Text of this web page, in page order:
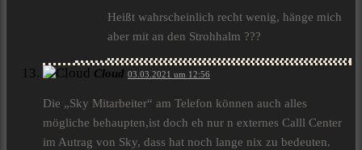
Heißt wahrscheinlich recht wenig, hänge mich
aber mit an den Strohhalm ???
Cloud 03.03.2021 um 12:56
Die „Sky Mitarbeiter“ am Telefon können auch alles
mögliche behaupten,ist doch eh nur n externes Calll Center
im Autrag von Sky, dass hat noch lange nix zu bedeuten.